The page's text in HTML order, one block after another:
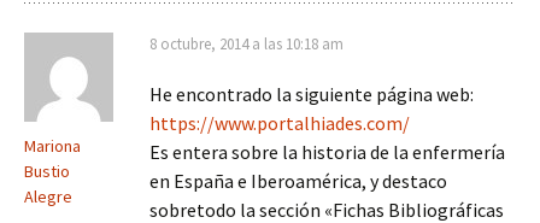
Mariona
Bustio
Alegre
8 octubre, 2014 a las 10:18 am
He encontrado la siguiente página web:
https://www.portalhiades.com/
Es entera sobre la historia de la enfermería
en España e Iberoamérica, y destaco
sobretodo la sección «Fichas Bibliográficas